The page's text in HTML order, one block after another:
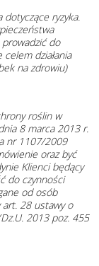
dotyczące ryzyka.
prowadzić do
działania
na zdrowiu)
roślin w
8 marca 2013 r.
nr 1107/2009
oraz być
Klienci będący
do czynności
od osób
28 ustawy o
2013 poz. 455